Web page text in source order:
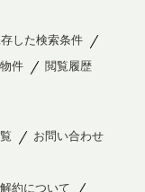
した検索条件
件 閲覧履歴
お問い合わせ
解約について